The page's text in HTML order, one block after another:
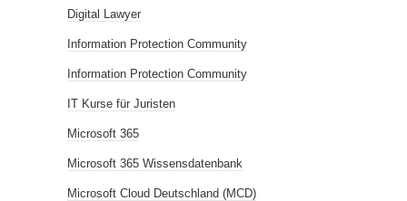
Digital Lawyer
Information Protection Community
Information Protection Community
IT Kurse für Juristen
Microsoft 365
Microsoft 365 Wissensdatenbank
Microsoft Cloud Deutschland (MCD)